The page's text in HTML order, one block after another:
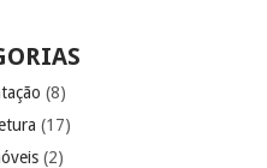
(8)
(17)
(2)